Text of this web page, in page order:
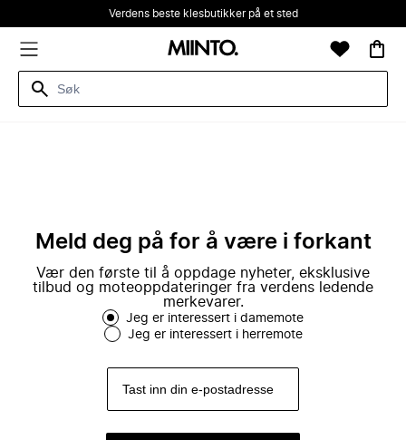
Verdens beste klesbutikker på et sted
Meld deg på for å være i forkant
Vær den første til å oppdage nyheter, eksklusive
tilbud og moteoppdateringer fra verdens ledende
merkevarer.
Jeg er interessert i damemote
Jeg er interessert i herremote